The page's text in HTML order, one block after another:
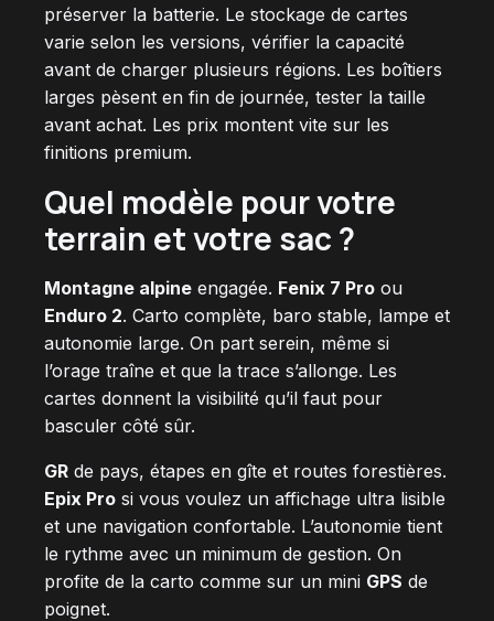
préserver la batterie. Le stockage de cartes
varie selon les versions, vérifier la capacité
avant de charger plusieurs régions. Les boîtiers
larges pèsent en fin de journée, tester la taille
avant achat. Les prix montent vite sur les
finitions premium.
Quel modèle pour votre
terrain et votre sac ?
Montagne alpine engagée. Fenix 7 Pro ou
Enduro 2. Carto complète, baro stable, lampe et
autonomie large. On part serein, même si
l’orage traîne et que la trace s’allonge. Les
cartes donnent la visibilité qu’il faut pour
basculer côté sûr.
GR de pays, étapes en gîte et routes forestières.
Epix Pro si vous voulez un affichage ultra lisible
et une navigation confortable. L’autonomie tient
le rythme avec un minimum de gestion. On
profite de la carto comme sur un mini GPS de
poignet.